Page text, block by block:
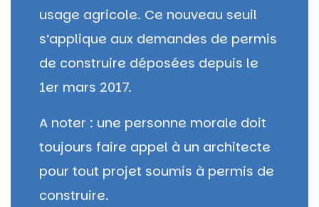
usage agricole. Ce nouveau seuil
s’applique aux demandes de permis
de construire déposées depuis le
1er mars 2017.
A noter : une personne morale doit
toujours faire appel à un architecte
pour tout projet soumis à permis de
construire.